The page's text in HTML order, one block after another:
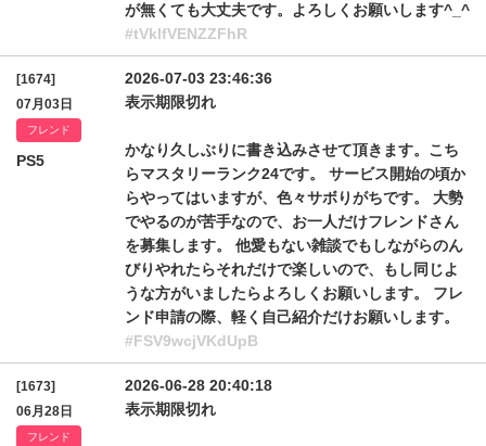
が無くても大丈夫です。よろしくお願いします^_^
#tVklfVENZZFhR
[1674]
07月03日
フレンド
PS5
2026-07-03 23:46:36
表示期限切れ
かなり久しぶりに書き込みさせて頂きます。こち
らマスタリーランク24です。 サービス開始の頃か
らやってはいますが、色々サボりがちです。 大勢
でやるのが苦手なので、お一人だけフレンドさん
を募集します。 他愛もない雑談でもしながらのん
びりやれたらそれだけで楽しいので、もし同じよ
うな方がいましたらよろしくお願いします。 フレ
ンド申請の際、軽く自己紹介だけお願いします。
#FSV9wcjVKdUpB
[1673]
06月28日
フレンド
2026-06-28 20:40:18
表示期限切れ